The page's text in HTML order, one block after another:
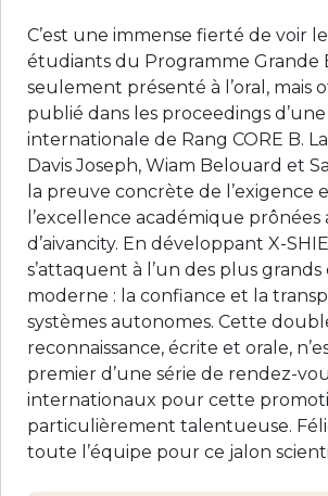
C’est une immense fierté de voir
étudiants du Programme Grande
seulement présenté à l’oral, mais
publié dans les proceedings
internationale de Rang CORE B.
Davis Joseph, Wiam Belouard et
la preuve concrète de l’exigence
l’excellence académique prônées
d’aivancity. En développant X-
s’attaquent à l’un des plus grands
moderne : la confiance et la
systèmes autonomes. Cette
reconnaissance, écrite et orale,
premier d’une série de rendez-
internationaux pour cette
particulièrement talentueuse.
toute l’équipe pour ce jalon